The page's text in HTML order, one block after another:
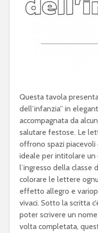
Questa tavola
dell’infanzia” in
accompagnata da
salutare festose. Le
offrono spazi piacevoli
ideale per intitolare un
l’ingresso della classe
colorare le lettere
effetto allegro e
vivaci. Sotto la scritta
poter scrivere un
volta completata,